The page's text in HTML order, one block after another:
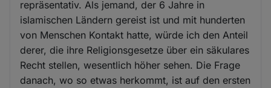
repräsentativ. Als jemand, der 6 Jahre in
islamischen Ländern gereist ist und mit hunderten
von Menschen Kontakt hatte, würde ich den Anteil
derer, die ihre Religionsgesetze über ein säkulares
Recht stellen, wesentlich höher sehen. Die Frage
danach, wo so etwas herkommt, ist auf den ersten